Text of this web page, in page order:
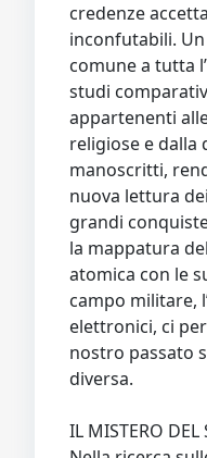
credenze
inconfutabili.
comune a tutta
studi
appartenenti
religiose e dalla
manoscritti,
nuova lettura
grandi
la mappatura
atomica con le
campo militare,
elettronici, ci
nostro passato
diversa.
IL MISTERO DEL